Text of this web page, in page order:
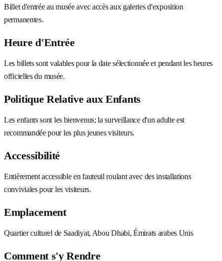
Billet d'entrée au musée avec accès aux galeries d'exposition
permanentes.
Heure d'Entrée
Les billets sont valables pour la date sélectionnée et pendant les heures
officielles du musée.
Politique Relative aux Enfants
Les enfants sont les bienvenus; la surveillance d'un adulte est
recommandée pour les plus jeunes visiteurs.
Accessibilité
Entièrement accessible en fauteuil roulant avec des installations
conviviales pour les visiteurs.
Emplacement
Quartier culturel de Saadiyat, Abou Dhabi, Émirats arabes Unis
Comment s'y Rendre